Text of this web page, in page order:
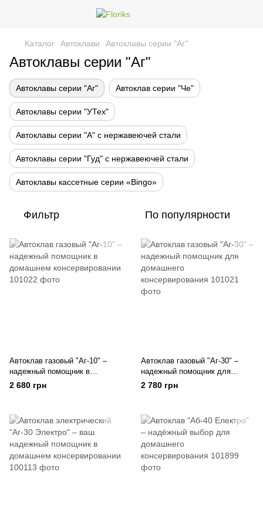
Каталог Автоклави Автоклавы серии "Аг"
Автоклавы серии "Аг"
Автоклавы серии "Аг" Автоклав серии "Че"
Автоклавы серии "УТех"
Автоклавы серии "А" с нержавеючей стали
Автоклавы серии "Гуд" с нержавеючей стали
Автоклавы кассетные серии «Bingo»
Фильтр По популярности
Автоклав газовый "Аг-10" –
надежный помощник в
домашнем консервировании
2 680 грн
Автоклав газовый "Аг-30" –
надежный помощник для
домашнего консервирования
2 780 грн